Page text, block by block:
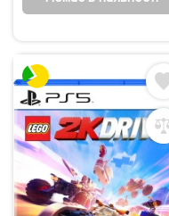
Товари для свята
Розвиваючі іграшки